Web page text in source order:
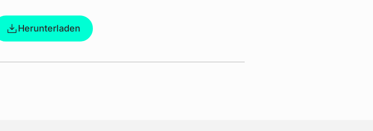
Herunterladen